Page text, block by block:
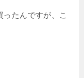
たんですが、こ